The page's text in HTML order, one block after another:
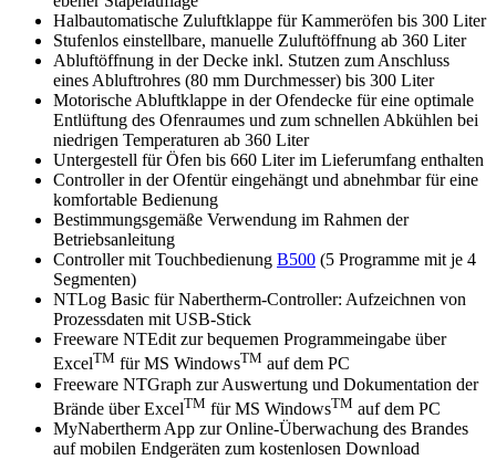
Halbautomatische Zuluftklappe für Kammeröfen bis 300 Liter
Stufenlos einstellbare, manuelle Zuluftöffnung ab 360 Liter
Abluftöffnung in der Decke inkl. Stutzen zum Anschluss
eines Abluftrohres (80 mm Durchmesser) bis 300 Liter
Motorische Abluftklappe in der Ofendecke für eine optimale
Entlüftung des Ofenraumes und zum schnellen Abkühlen bei
niedrigen Temperaturen ab 360 Liter
Untergestell für Öfen bis 660 Liter im Lieferumfang enthalten
Controller in der Ofentür eingehängt und abnehmbar für eine
komfortable Bedienung
Bestimmungsgemäße Verwendung im Rahmen der
Betriebsanleitung
Controller mit Touchbedienung B500 (5 Programme mit je 4
Segmenten)
NTLog Basic für Nabertherm-Controller: Aufzeichnen von
Prozessdaten mit USB‑Stick
Freeware NTEdit zur bequemen Programmeingabe über
ExcelTM für MS WindowsTM auf dem PC
Freeware NTGraph zur Auswertung und Dokumentation der
Brände über ExcelTM für MS WindowsTM auf dem PC
MyNabertherm App zur Online-Überwachung des Brandes
auf mobilen Endgeräten zum kostenlosen Download